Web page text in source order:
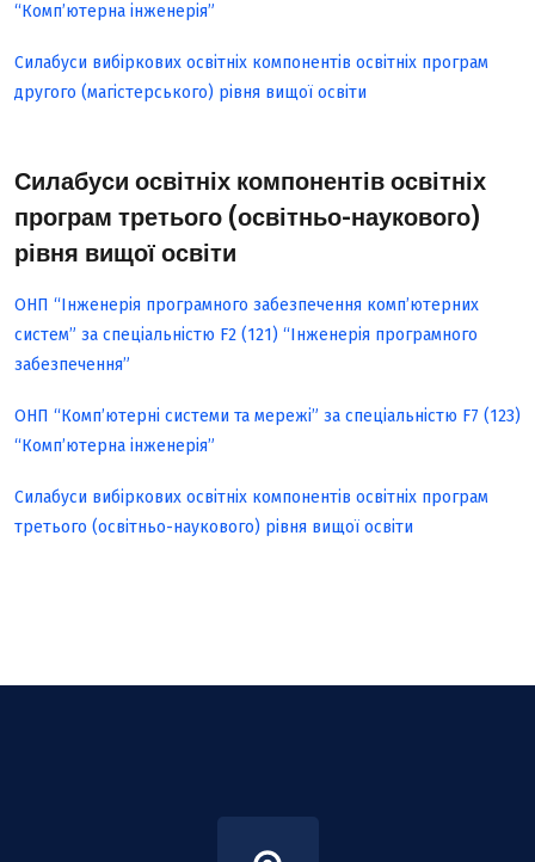
“Комп’ютерна інженерія”
Силабуси вибіркових освітніх компонентів освітніх програм
другого (магістерського) рівня вищої освіти
Силабуси освітніх компонентів освітніх
програм третього (освітньо-наукового)
рівня вищої освіти
ОНП “Інженерія програмного забезпечення комп’ютерних
систем” за спеціальністю F2 (121) “Інженерія програмного
забезпечення”
ОНП “Комп’ютерні системи та мережі” за спеціальністю F7 (123)
“Комп’ютерна інженерія”
Силабуси вибіркових освітніх компонентів освітніх програм
третього (освітньо-наукового) рівня вищої освіти